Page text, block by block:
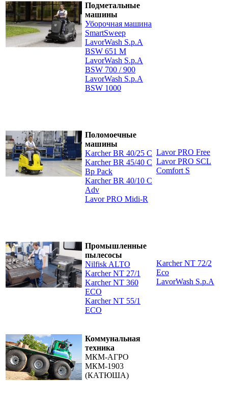
Подметальные
машины
Уборочная машина
SmartSweep
LavorWash S.p.A
BSW 651 M
LavorWash S.p.A
BSW 700 / 900
LavorWash S.p.A
BSW 1000
Поломоечные
машины
Karcher BR 40/25 С
Karcher BR 45/40 С
Bp Pack
Karcher BR 40/10 C
Adv
Lavor PRO Midi-R
Lavor PRO Free
Lavor PRO SCL
Comfort S
Промышленные
пылесосы
Nilfisk ALTO
Karcher NT 27/1
Karcher NT 360
ECO
Karcher NT 55/1
ECO
Karcher NT 72/2
Есо
LavorWash S.p.A
Коммунальная
техника
МКМ-АГРО
МКМ-1903
(КАТЮША)